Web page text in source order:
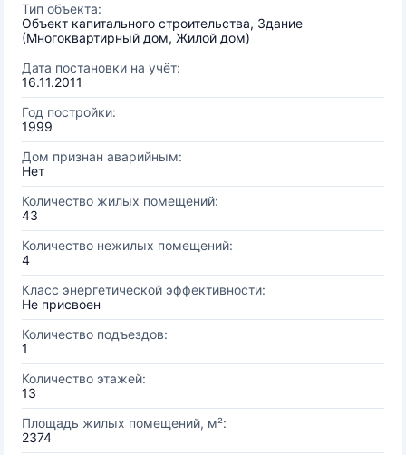
Тип объекта:
Объект капитального строительства, Здание
(Многоквартирный дом, Жилой дом)
Дата постановки на учёт:
16.11.2011
Год постройки:
1999
Дом признан аварийным:
Нет
Количество жилых помещений:
43
Количество нежилых помещений:
4
Класс энергетической эффективности:
Не присвоен
Количество подъездов:
1
Количество этажей:
13
Площадь жилых помещений, м²:
2374